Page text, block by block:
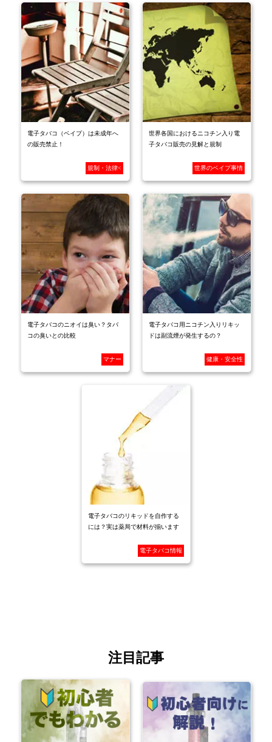
電子タバコ（ベイプ）は未成年へ
の販売禁止！
規制・法律<
世界各国におけるニコチン入り電
子タバコ販売の見解と規制
世界のベイプ事情
電子タバコのニオイは臭い？タバ
コの臭いとの比較
マナー
電子タバコ用ニコチン入りリキッ
ドは副流煙が発生するの？
健康・安全性
電子タバコのリキッドを自作する
には？実は薬局で材料が揃います
電子タバコ情報
注目記事